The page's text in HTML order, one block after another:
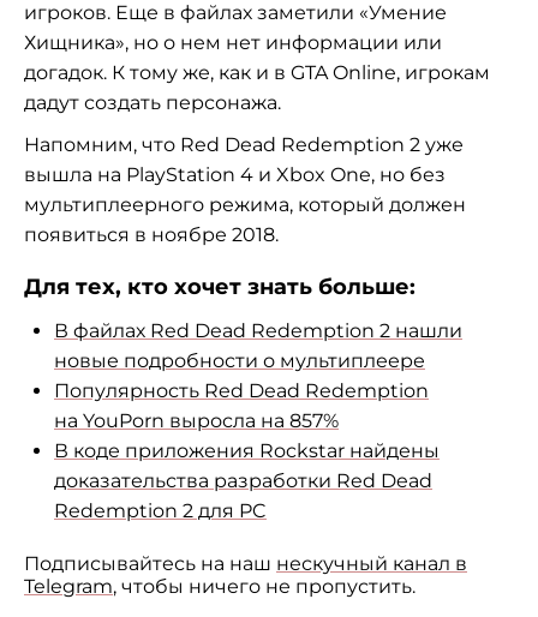
игроков. Еще в файлах заметили «Умение
Хищника», но о нем нет информации или
догадок. К тому же, как и в GTA Online, игрокам
дадут создать персонажа.
Напомним, что Red Dead Redemption 2 уже
вышла на PlayStation 4 и Xbox One, но без
мультиплеерного режима, который должен
появиться в ноябре 2018.
Для тех, кто хочет знать больше:
В файлах Red Dead Redemption 2 нашли
новые подробности о мультиплеере
Популярность Red Dead Redemption
на YouPorn выросла на 857%
В коде приложения Rockstar найдены
доказательства разработки Red Dead
Redemption 2 для PC
Подписывайтесь на наш нескучный канал в
Telegram, чтобы ничего не пропустить.